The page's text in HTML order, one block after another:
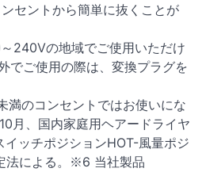
セントから簡単に抜くことが
240Vの地域でご使用いただけ
でご使用の際は、変換プラグを
のコンセントではお使いにな
月、国内家庭用ヘアードライヤ
ッチポジションHOT-風量ポジ
法による。※6 当社製品